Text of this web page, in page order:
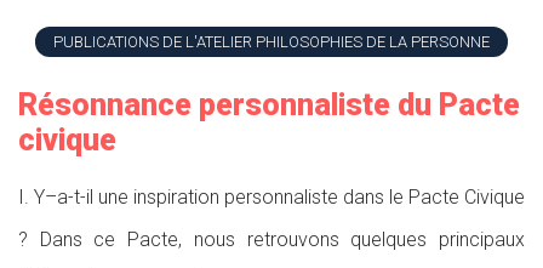
PUBLICATIONS DE L'ATELIER PHILOSOPHIES DE LA PERSONNE
Résonnance personnaliste du Pacte
civique
I. Y–a-t-il une inspiration personnaliste dans le Pacte Civique
? Dans ce Pacte, nous retrouvons quelques principaux